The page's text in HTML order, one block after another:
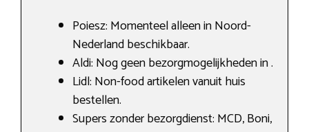
Poiesz: Momenteel alleen in Noord-
Nederland beschikbaar.
Aldi: Nog geen bezorgmogelijkheden in .
Lidl: Non-food artikelen vanuit huis
bestellen.
Supers zonder bezorgdienst: MCD, Boni,